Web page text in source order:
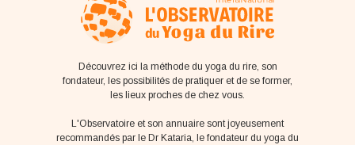
Découvrez ici la méthode du yoga du rire, son
fondateur, les possibilités de pratiquer et de se former,
les lieux proches de chez vous.
L'Observatoire et son annuaire sont joyeusement
recommandés par le Dr Kataria, le fondateur du yoga du